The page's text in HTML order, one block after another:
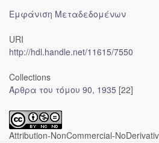
Εμφάνιση Μεταδεδομένων
URI
http://hdl.handle.net/11615/7550
Collections
Άρθρα του τόμου 90, 1935 [22]
Attribution-NonCommercial-